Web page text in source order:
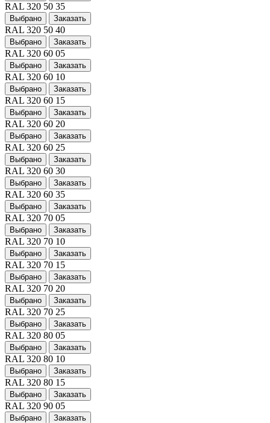
RAL 320 50 35
Выбрано Заказать
RAL 320 50 40
Выбрано Заказать
RAL 320 60 05
Выбрано Заказать
RAL 320 60 10
Выбрано Заказать
RAL 320 60 15
Выбрано Заказать
RAL 320 60 20
Выбрано Заказать
RAL 320 60 25
Выбрано Заказать
RAL 320 60 30
Выбрано Заказать
RAL 320 60 35
Выбрано Заказать
RAL 320 70 05
Выбрано Заказать
RAL 320 70 10
Выбрано Заказать
RAL 320 70 15
Выбрано Заказать
RAL 320 70 20
Выбрано Заказать
RAL 320 70 25
Выбрано Заказать
RAL 320 80 05
Выбрано Заказать
RAL 320 80 10
Выбрано Заказать
RAL 320 80 15
Выбрано Заказать
RAL 320 90 05
Выбрано Заказать